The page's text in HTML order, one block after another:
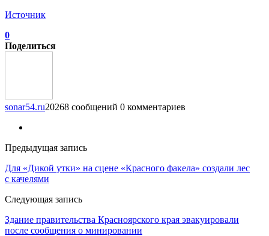
Источник
0
Поделиться
sonar54.ru20268 сообщений 0 комментариев
Предыдущая запись
Для «Дикой утки» на сцене «Красного факела» создали лес
с качелями
Следующая запись
Здание правительства Красноярского края эвакуировали
после сообщения о минировании